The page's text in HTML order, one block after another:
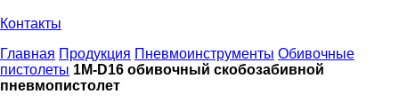
Контакты
Главная Продукция Пневмоинструменты Обивочные
пистолеты 1M-D16 обивочный скобозабивной
пневмопистолет